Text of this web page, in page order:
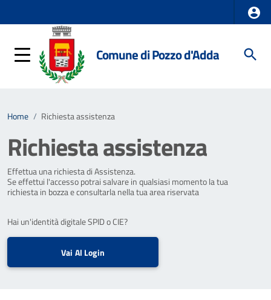
Comune di Pozzo d'Adda
Home / Richiesta assistenza
Richiesta assistenza
Effettua una richiesta di Assistenza.
Se effettui l'accesso potrai salvare in qualsiasi momento la tua
richiesta in bozza e consultarla nella tua area riservata
Hai un'identità digitale SPID o CIE?
Vai Al Login